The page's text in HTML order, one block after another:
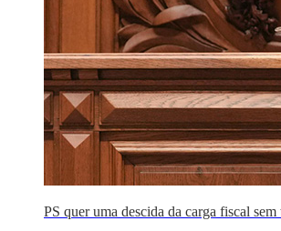
PS quer uma descida da carga fiscal sem